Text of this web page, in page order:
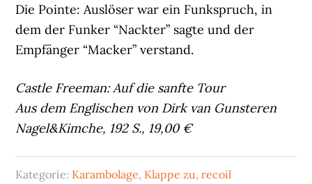
Die Pointe: Auslöser war ein Funkspruch, in
dem der Funker “Nackter” sagte und der
Empfänger “Macker” verstand.
Castle Freeman: Auf die sanfte Tour
Aus dem Englischen von Dirk van Gunsteren
Nagel&Kimche, 192 S., 19,00 €
Kategorie: Karambolage, Klappe zu,recoil